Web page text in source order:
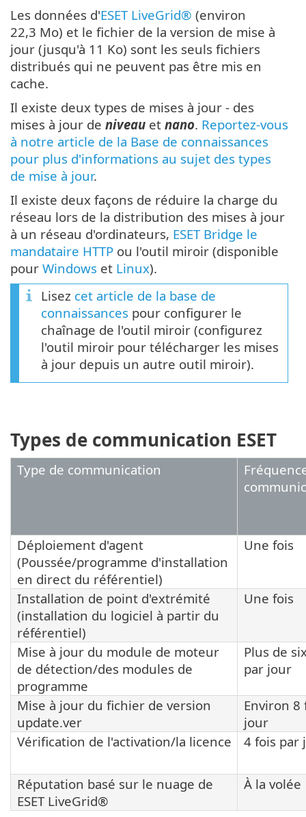
Les données d'ESET LiveGrid® (environ
22,3 Mo) et le fichier de la version de mise à
jour (jusqu'à 11 Ko) sont les seuls fichiers
distribués qui ne peuvent pas être mis en
cache.
Il existe deux types de mises à jour - des
mises à jour de niveau et nano. Reportez-vous
à notre article de la Base de connaissances
pour plus d'informations au sujet des types
de mise à jour.
Il existe deux façons de réduire la charge du
réseau lors de la distribution des mises à jour
à un réseau d'ordinateurs, ESET Bridge le
mandataire HTTP ou l'outil miroir (disponible
pour Windows et Linux).
Lisez cet article de la base de
connaissances pour configurer le
chaînage de l'outil miroir (configurez
l'outil miroir pour télécharger les mises
à jour depuis un autre outil miroir).
Types de communication ESET
Type de communication
Déploiement d'agent
(Poussée/programme d'installation
en direct du référentiel)
Une fois
Installation de point d'extrémité
(installation du logiciel à partir du
référentiel)
Une fois
Mise à jour du module de moteur
de détection/des modules de
programme
Plus de
par jour
Mise à jour du fichier de version
update.ver
Environ 8
jour
Vérification de l'activation/la licence
4 fois par
Réputation basé sur le nuage de
ESET LiveGrid®
À la volée